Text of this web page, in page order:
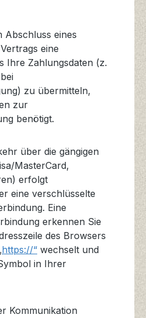
Abschluss eines
eine
Ihre Zahlungsdaten (z.
zu übermitteln,
zur
benötigt.
über die gängigen
MasterCard,
erfolgt
eine verschlüsselte
Eine
erkennen Sie
des Browsers
https://“ wechselt und
in Ihrer
Kommunikation